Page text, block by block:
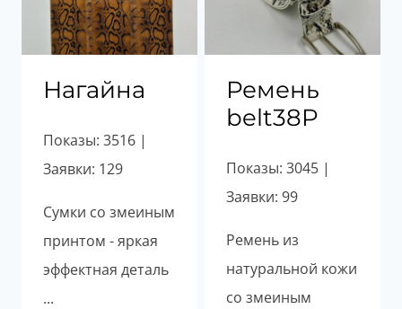
Нагайна
Показы: 3516 |
Заявки: 129
Сумки со змеиным
принтом - яркая
эффектная деталь
...
Ремень
belt38P
Показы: 3045 |
Заявки: 99
Ремень из
натуральной кожи
со змеиным